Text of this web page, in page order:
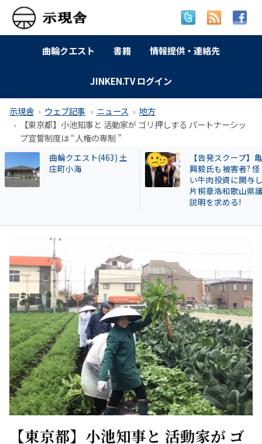
曲輪クエスト 書籍 情報提供・連絡先
JINKEN.TV ログイン
示現舎 ウェブ記事 ニュース
地方
【東京都】小池知事と 活動家が ゴリ押しする パートナーシッ
プ宣誓制度は “人権の専制 ”
【告発スクープ】亀田
興毅氏も被害者? 怪し
【名古屋市】なぜ
署員は保護した猫
場に戻したか？
遺棄事件が影響し
も
【東京都】小池知事と 活動家が ゴ